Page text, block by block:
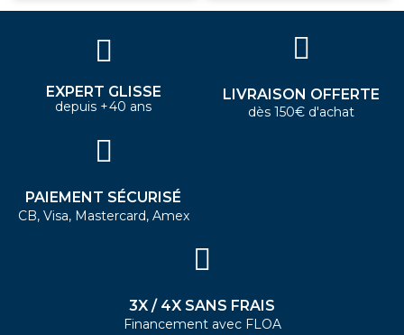
EXPERT GLISSE
depuis +40 ans
LIVRAISON OFFERTE
dès 150€ d'achat
PAIEMENT SÉCURISÉ
CB, Visa, Mastercard, Amex
3X / 4X SANS FRAIS
Financement avec FLOA